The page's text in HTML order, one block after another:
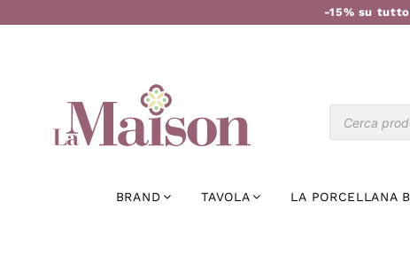
-15% su
BRAND TAVOLA LA PORCELLANA